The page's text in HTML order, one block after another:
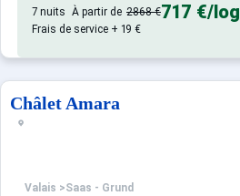
7 nuits À partir de 2868 €717 €/log
Frais de service + 19 €
Châlet Amara
Valais >Saas - Grund